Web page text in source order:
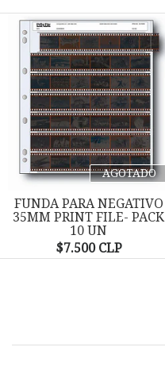
AGOTADO
FUNDA PARA NEGATIVO
35MM PRINT FILE- PACK
10 UN
$7.500 CLP